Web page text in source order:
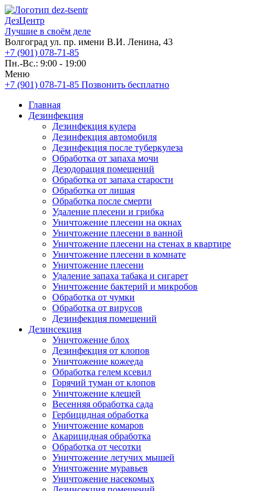
ДезЦентр
Лучшие в своём деле
Волгоград ул. пр. имени В.И. Ленина, 43
+7 (901) 078-71-85
Пн.-Вс.: 9:00 - 19:00
Меню
+7 (901) 078-71-85 Позвонить бесплатно
Главная
Дезинфекция
Дезинфекция кулера
Дезинфекция автомобиля
Дезинфекция после туберкулеза
Обработка от запаха мочи
Дезодорация помещений
Обработка от запаха старости
Обработка от лишая
Обработка после смерти
Удаление плесени и грибка
Уничтожение плесени на окнах
Уничтожение плесени в ванной
Уничтожение плесени на стенах в квартире
Уничтожение плесени в комнате
Уничтожение плесени
Удаление запаха табака и сигарет
Уничтожение бактерий и микробов
Обработка от чумки
Обработка от вирусов
Дезинфекция помещений
Дезинсекция
Уничтожение блох
Дезинфекция от клопов
Уничтожение кожееда
Обработка гелем ксевил
Горячий туман от клопов
Уничтожение клещей
Весенняя обработка сада
Гербицидная обработка
Уничтожение комаров
Акарицидная обработка
Обработка от чесотки
Уничтожение летучих мышей
Уничтожение муравьев
Уничтожение насекомых